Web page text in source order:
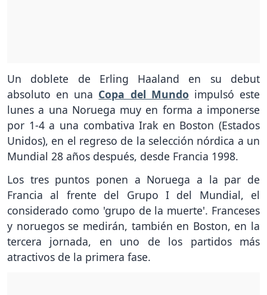
Un doblete de Erling Haaland en su debut
absoluto en una Copa del Mundo impulsó este
lunes a una Noruega muy en forma a imponerse
por 1-4 a una combativa Irak en Boston (Estados
Unidos), en el regreso de la selección nórdica a un
Mundial 28 años después, desde Francia 1998.
Los tres puntos ponen a Noruega a la par de
Francia al frente del Grupo I del Mundial, el
considerado como 'grupo de la muerte'. Franceses
y noruegos se medirán, también en Boston, en la
tercera jornada, en uno de los partidos más
atractivos de la primera fase.